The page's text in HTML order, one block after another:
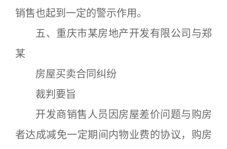
销售也起到一定的警示作用。
五、重庆市某房地产开发有限公司与郑
某
房屋买卖合同纠纷
裁判要旨
开发商销售人员因房屋差价问题与购房
者达成减免一定期间内物业费的协议，购房